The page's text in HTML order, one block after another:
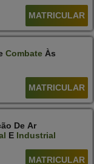
MATRICULAR
CombateÀs
MATRICULAR
De Ar
E Industrial
MATRICULAR